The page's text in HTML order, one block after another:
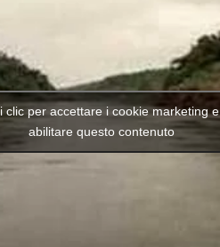
clic per accettare i cookie marketing e
abilitare questo contenuto